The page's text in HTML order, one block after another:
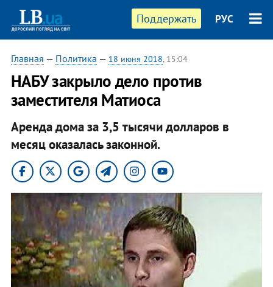
Поддержать РУС
Главная — Политика — 18 июня 2018, 15:04
НАБУ закрыло дело против
заместителя Матиоса
Аренда дома за 3,5 тысячи долларов в
месяц оказалась законной.